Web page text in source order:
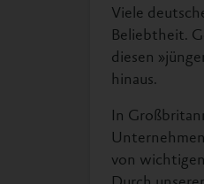
Viele
Beliebtheit.
diesen
hinaus.
In
von
Durch